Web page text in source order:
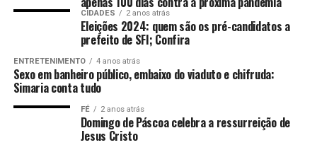
DESTAQUE
TECNOLOGIA VITÓRIA
Edital de concessão da duplicação da BR 262 que liga ES
a MG é aprovado
NÃO PERCA
Governo do Estado lança Jornada Capixaba de Ciência e
do estado.
Comunicação ALESPor Redação web Ales,
com informações da assessoria de imprensa e
edição deNicolle Expósito Foto:Lucas S.
Costa/Arquivo Ales
CIDADES 2 anos atrás
Eleições 2024: quem são os pré-candidatos a
prefeito de SFI; Confira
ENTRETENIMENTO 4 anos atrás
Sexo em banheiro público, embaixo do viaduto e chifruda:
Simaria conta tudo
FÉ 2 anos atrás
Domingo de Páscoa celebra a ressurreição de
Jesus Cristo